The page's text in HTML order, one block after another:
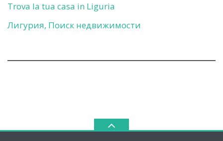
Trova la tua casa in Liguria
Лигурия, Поиск недвижимости